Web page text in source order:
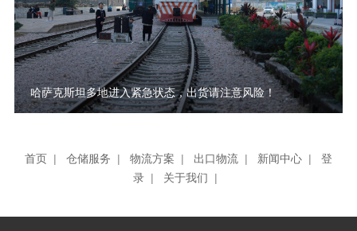
哈萨克斯坦多地进入紧急状态，出货请注意风险！
首页 | 仓储服务 | 物流方案 | 出口物流 | 新闻中心 |
登
录 | 关于我们 |